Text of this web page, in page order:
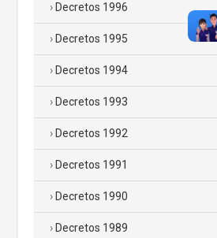
Decretos 1996
Decretos 1995
Decretos 1994
Decretos 1993
Decretos 1992
Decretos 1991
Decretos 1990
Decretos 1989